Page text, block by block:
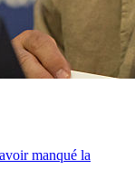
manqué la